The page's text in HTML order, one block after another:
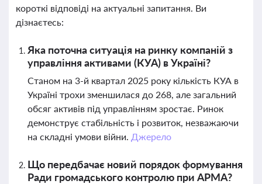
короткі відповіді на актуальні запитання. Ви
дізнаєтесь:
Яка поточна ситуація на ринку компаній з
управління активами (КУА) в Україні?
Станом на 3-й квартал 2025 року кількість КУА в
Україні трохи зменшилася до 268, але загальний
обсяг активів під управлінням зростає. Ринок
демонструє стабільність і розвиток, незважаючи
на складні умови війни. Джерело
Що передбачає новий порядок формування
Ради громадського контролю при АРМА?